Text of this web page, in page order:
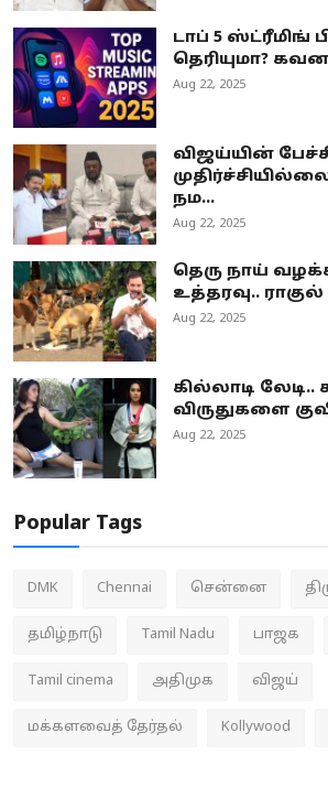
டாப் 5 ஸ்ட்ரீமிங்
தெரியுமா?
Aug 22, 2025
விஜய்யின்
நம...
Aug 22, 2025
தெரு நாய்
உத்தரவு..
Aug 22, 2025
கில்லாடி
விருதுகளை
Aug 22, 2025
Popular Tags
DMK Chennai சென்னை
தமிழ்நாடு Tamil Nadu பாஜக
Tamil cinema அதிமுக விஜய்
மக்களவைத் தேர்தல் Kollywood